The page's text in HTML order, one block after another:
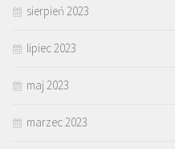
sierpień 2023
lipiec 2023
maj 2023
marzec 2023